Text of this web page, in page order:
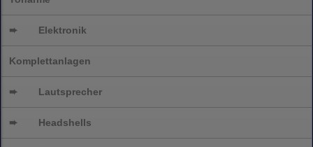
➨ Elektronik
Komplettanlagen
➨ Lautsprecher
➨ Headshells